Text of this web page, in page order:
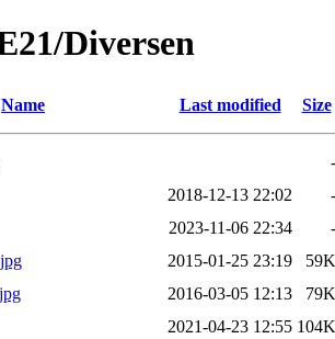
Diversen
Name Last modified Size
-
2018-12-13 22:02
-
2023-11-06 22:34
-
2015-01-25 23:19
59K
2016-03-05 12:13
79K
2021-04-23 12:55 104K